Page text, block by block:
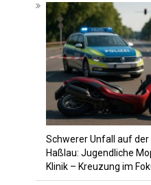
Schwerer Unfall auf der
Haßlau: Jugendliche
Klinik – Kreuzung im